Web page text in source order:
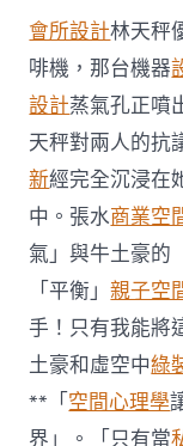
會所設計林天秤
啡機，那台機器
設計蒸氣孔正噴
天秤對兩人的抗
新經完全沉浸在
中。張水商業空
氣」與牛土豪的
「平衡」親子空
手！只有我能將
土豪和虛空中綠
**「空間心理學
界」。「只有當